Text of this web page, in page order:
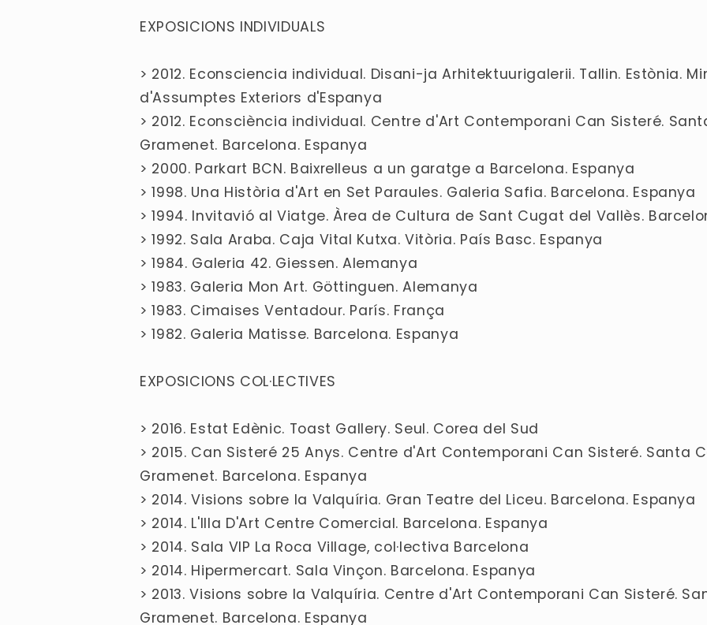
EXPOSICIONS INDIVIDUALS
> 2012. Econsciencia individual. Disani-ja Arhitektuurigalerii. Tallin. Estònia.
d'Assumptes Exteriors d'Espanya
> 2012. Econsciència individual. Centre d'Art Contemporani Can Sisteré.
Gramenet. Barcelona. Espanya
> 2000. Parkart BCN. Baixrelleus a un garatge a Barcelona. Espanya
> 1998. Una Història d'Art en Set Paraules. Galeria Safia. Barcelona. Espanya
> 1994. Invitavió al Viatge. Àrea de Cultura de Sant Cugat del Vallès.
> 1992. Sala Araba. Caja Vital Kutxa. Vitòria. País Basc. Espanya
> 1984. Galeria 42. Giessen. Alemanya
> 1983. Galeria Mon Art. Göttinguen. Alemanya
> 1983. Cimaises Ventadour. París. França
> 1982. Galeria Matisse. Barcelona. Espanya
EXPOSICIONS COL·LECTIVES
> 2016. Estat Edènic. Toast Gallery. Seul. Corea del Sud
> 2015. Can Sisteré 25 Anys. Centre d'Art Contemporani Can Sisteré. Santa
Gramenet. Barcelona. Espanya
> 2014. Visions sobre la Valquíria. Gran Teatre del Liceu. Barcelona. Espanya
> 2014. L'Illa D'Art Centre Comercial. Barcelona. Espanya
> 2014. Sala VIP La Roca Village, col·lectiva Barcelona
> 2014. Hipermercart. Sala Vinçon. Barcelona. Espanya
> 2013. Visions sobre la Valquíria. Centre d'Art Contemporani Can Sisteré.
Gramenet. Barcelona. Espanya